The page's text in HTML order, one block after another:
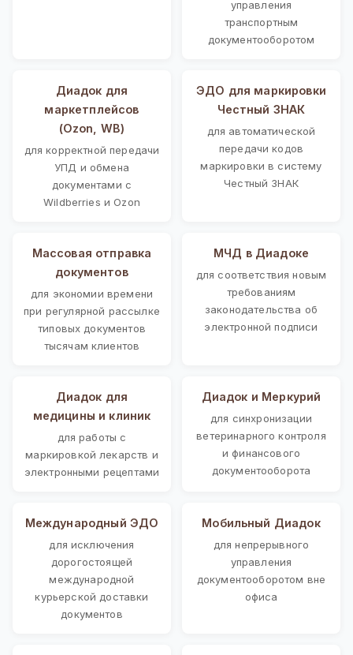
управления
транспортным
документооборотом
Диадок для
маркетплейсов
(Ozon, WB)
для корректной передачи
УПД и обмена
документами с
Wildberries и Ozon
ЭДО для маркировки
Честный ЗНАК
для автоматической
передачи кодов
маркировки в систему
Честный ЗНАК
Массовая отправка
документов
для экономии времени
при регулярной рассылке
типовых документов
тысячам клиентов
МЧД в Диадоке
для соответствия новым
требованиям
законодательства об
электронной подписи
Диадок для
медицины и клиник
для работы с
маркировкой лекарств и
электронными рецептами
Диадок и Меркурий
для синхронизации
ветеринарного контроля
и финансового
документооборота
Международный ЭДО
для исключения
дорогостоящей
международной
курьерской доставки
документов
Мобильный Диадок
для непрерывного
управления
документооборотом вне
офиса